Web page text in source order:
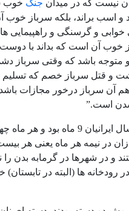
نیست که در میدان جنگ خوب
و اسب براند، بلکه سرباز
خوابی و گرسنگی و راهپیمایی
خوب آن است که بداند با
و متوجه باشد که وقتی سرباز
کشت و قتل سرباز خصم که تسلیم
آن سرباز درخور مجازات
است.”
در دوره کوروش سال ایرانیان 9 ماه بود و
در نیمه هر ماه یعنی هر
و در شهرها در گرمابه بدن
رودخانه ها (البته در تابستان)